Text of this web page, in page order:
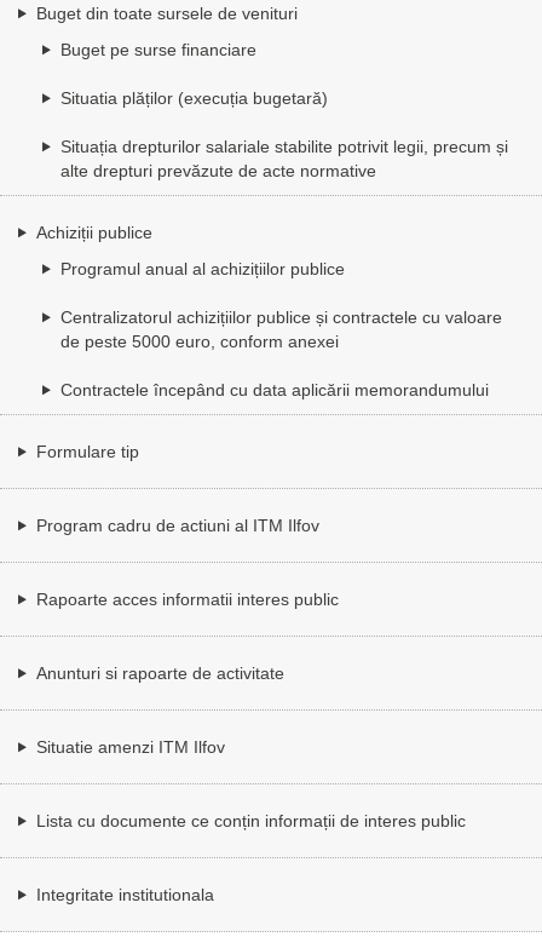
Buget din toate sursele de venituri
Buget pe surse financiare
Situatia plăților (execuția bugetară)
Situația drepturilor salariale stabilite potrivit legii, precum și
alte drepturi prevăzute de acte normative
Achiziții publice
Programul anual al achizițiilor publice
Centralizatorul achizițiilor publice și contractele cu valoare
de peste 5000 euro, conform anexei
Contractele începând cu data aplicării memorandumului
Formulare tip
Program cadru de actiuni al ITM Ilfov
Rapoarte acces informatii interes public
Anunturi si rapoarte de activitate
Situatie amenzi ITM Ilfov
Lista cu documente ce conțin informații de interes public
Integritate institutionala